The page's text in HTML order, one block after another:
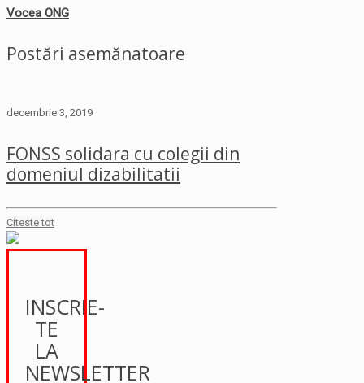
Vocea ONG
Postări asemănatoare
decembrie 3, 2019
FONSS solidara cu colegii din
domeniul dizabilitatii
Citeste tot
INSCRIE-
TE
LA
NEWSLETTER